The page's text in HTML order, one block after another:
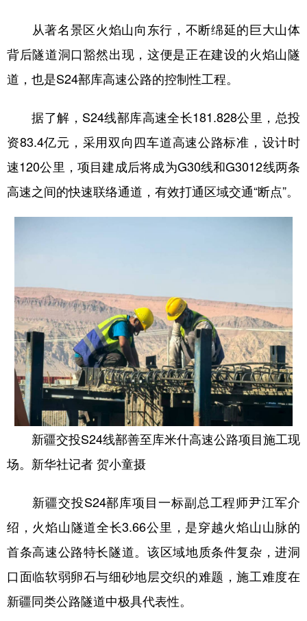
山东 河南 湖北 湖南
广东 广西 海南 重庆
四川 贵州 云南
陕西 甘肃 青海 宁夏
新疆 内蒙古 黑龙江
多语种频道
Deutsch
从著名景区火焰山向东行，不断绵延的巨大山体
背后隧道洞口豁然出现，这便是正在建设的火焰山隧
道，也是S24鄯库高速公路的控制性工程。
据了解，S24线鄯库高速全长181.828公里，总投
资83.4亿元，采用双向四车道高速公路标准，设计时
速120公里，项目建成后将成为G30线和G3012线两条
高速之间的快速联络通道，有效打通区域交通“断点”。
新疆交投S24线鄯善至库米什高速公路项目施工现
场。新华社记者 贺小童摄
新疆交投S24鄯库项目一标副总工程师尹江军介
绍，火焰山隧道全长3.66公里，是穿越火焰山山脉的
首条高速公路特长隧道。该区域地质条件复杂，进洞
口面临软弱卵石与细砂地层交织的难题，施工难度在
新疆同类公路隧道中极具代表性。